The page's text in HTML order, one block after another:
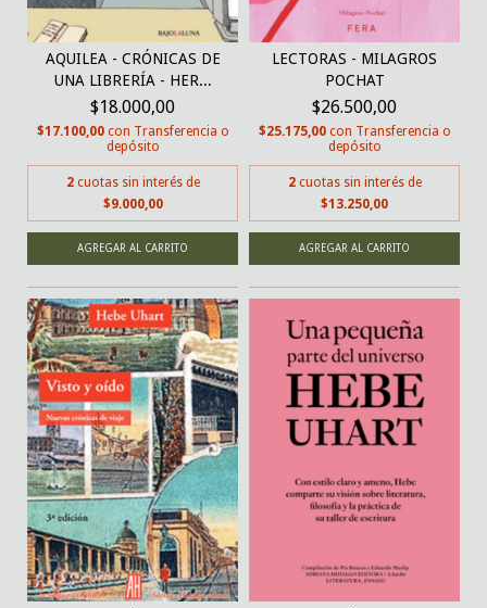
AQUILEA - CRÓNICAS DE
UNA LIBRERÍA - HER...
$18.000,00
$17.100,00 con Transferencia o
depósito
2 cuotas sin interés de
$9.000,00
LECTORAS - MILAGROS
POCHAT
$26.500,00
$25.175,00 con Transferencia o
depósito
2 cuotas sin interés de
$13.250,00